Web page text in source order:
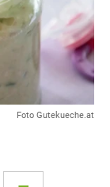
Foto Gutekueche.at